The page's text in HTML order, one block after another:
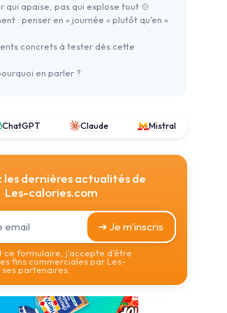
qui apaise, pas qui explose tout 🍲
: penser en « journée » plutôt qu’en «
concrets à tester dès cette
en parler ?
ChatGPT Claude Mistral
les dernières actualités de
Les-calories.com
➔ Je m'inscris
ce formulaire, j’accepte d’être
fins commerciales par Les-
partenaires.